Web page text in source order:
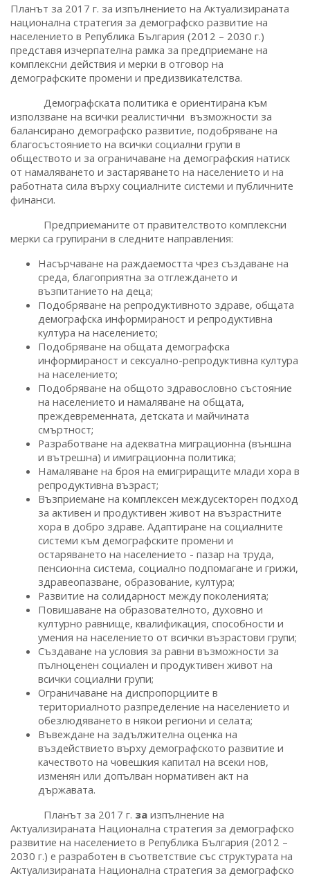
Планът за 2017 г. за изпълнението на Актуализираната
национална стратегия за демографско развитие на
населението в Република България (2012 – 2030 г.)
представя изчерпателна рамка за предприемане на
комплексни действия и мерки в отговор на
демографските промени и предизвикателства.
Демографската политика е ориентирана към
използване на всички реалистични възможности за
балансирано демографско развитие, подобряване на
благосъстоянието на всички социални групи в
обществото и за ограничаване на демографския натиск
от намаляването и застаряването на населението и на
работната сила върху социалните системи и публичните
финанси.
Предприеманите от правителството комплексни
мерки са групирани в следните направления:
Насърчаване на раждаемостта чрез създаване на
среда, благоприятна за отглеждането и
възпитанието на деца;
Подобряване на репродуктивното здраве, общата
демографска информираност и репродуктивна
култура на населението;
Подобряване на общата демографска
информираност и сексуално-репродуктивна култура
на населението;
Подобряване на общото здравословно състояние
на населението и намаляване на общата,
преждевременната, детската и майчината
смъртност;
Разработване на адекватна миграционна (външна
и вътрешна) и имиграционна политика;
Намаляване на броя на емигриращите млади хора в
репродуктивна възраст;
Възприемане на комплексен междусекторен подход
за активен и продуктивен живот на възрастните
хора в добро здраве. Адаптиране на социалните
системи към демографските промени и
остаряването на населението - пазар на труда,
пенсионна система, социално подпомагане и грижи,
здравеопазване, образование, култура;
Развитие на солидарност между поколенията;
Повишаване на образователното, духовно и
културно равнище, квалификация, способности и
умения на населението от всички възрастови групи;
Създаване на условия за равни възможности за
пълноценен социален и продуктивен живот на
всички социални групи;
Ограничаване на диспропорциите в
териториалното разпределение на населението и
обезлюдяването в някои региони и селата;
Въвеждане на задължителна оценка на
въздействието върху демографското развитие и
качеството на човешкия капитал на всеки нов,
изменян или допълван нормативен акт на
държавата.
Планът за 2017 г. за изпълнение на
Актуализираната Национална стратегия за демографско
развитие на населението в Република България (2012 –
2030 г.) е разработен в съответствие със структурата на
Актуализираната Национална стратегия за демографско